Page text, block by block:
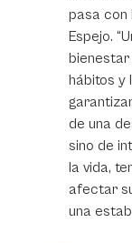
pasa con
Espejo.
bienestar
hábitos y
de una
sino de
la vida,
afectar
una